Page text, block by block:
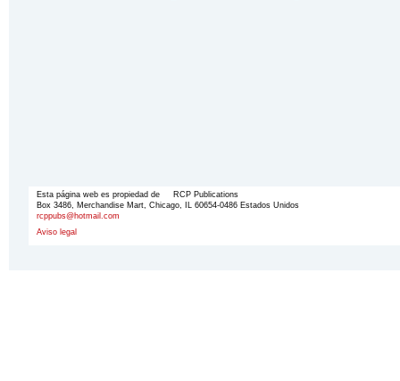
Esta página web es propiedad de RCP Publications
Box 3486, Merchandise Mart, Chicago, IL 60654-0486 Estados Unidos
rcppubs@hotmail.com
Aviso legal